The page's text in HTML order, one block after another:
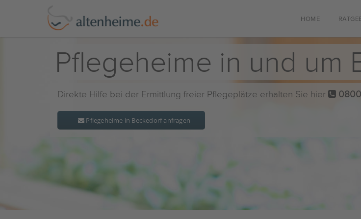
HOME
Pflegeheime in und um
Direkte Hilfe bei der Ermittlung freier Pflegeplätze erhalten Sie hier
Pflegeheime in Beckedorf anfragen